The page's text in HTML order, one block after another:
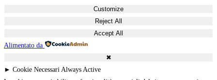
Customize
Reject All
Accept All
Alimentato da
✖
► Cookie Necessari Always Active